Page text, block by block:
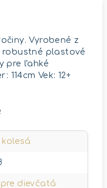
Vyrobené z
robustné plastové
pre ľahké
Vek: 12+
pre dievčatá